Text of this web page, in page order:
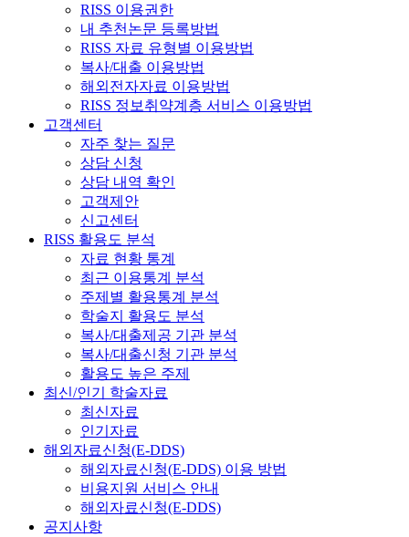
RISS 이용권한
내 추천논문 등록방법
RISS 자료 유형별 이용방법
복사/대출 이용방법
해외전자자료 이용방법
RISS 정보취약계층 서비스 이용방법
고객센터
자주 찾는 질문
상담 신청
상담 내역 확인
고객제안
신고센터
RISS 활용도 분석
자료 현황 통계
최근 이용통계 분석
주제별 활용통계 분석
학술지 활용도 분석
복사/대출제공 기관 분석
복사/대출신청 기관 분석
활용도 높은 주제
최신/인기 학술자료
최신자료
인기자료
해외자료신청(E-DDS)
해외자료신청(E-DDS) 이용 방법
비용지원 서비스 안내
해외자료신청(E-DDS)
공지사항